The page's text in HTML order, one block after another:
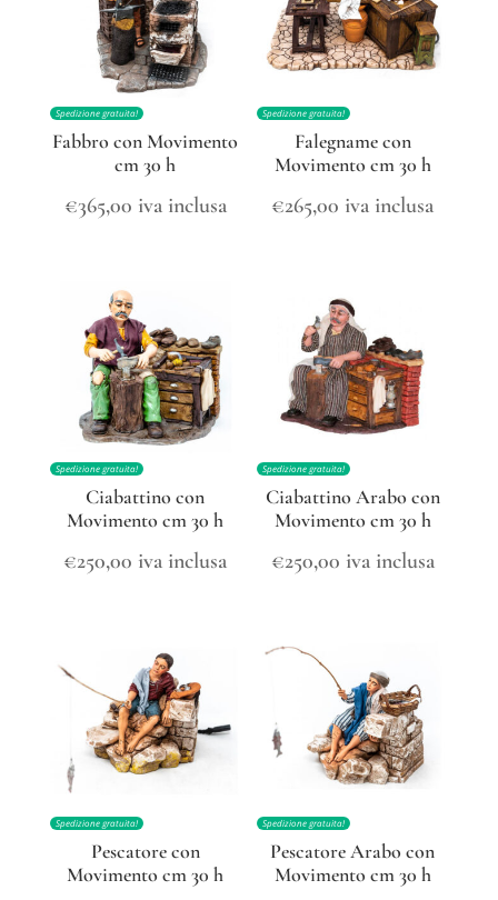
Spedizione gratuita!
Fabbro con Movimento
cm 30 h
€365,00 iva inclusa
Spedizione gratuita!
Falegname con
Movimento cm 30 h
€265,00 iva inclusa
Spedizione gratuita!
Ciabattino con
Movimento cm 30 h
€250,00 iva inclusa
Spedizione gratuita!
Ciabattino Arabo con
Movimento cm 30 h
€250,00 iva inclusa
Spedizione gratuita!
Pescatore con
Movimento cm 30 h
Spedizione gratuita!
Pescatore Arabo con
Movimento cm 30 h